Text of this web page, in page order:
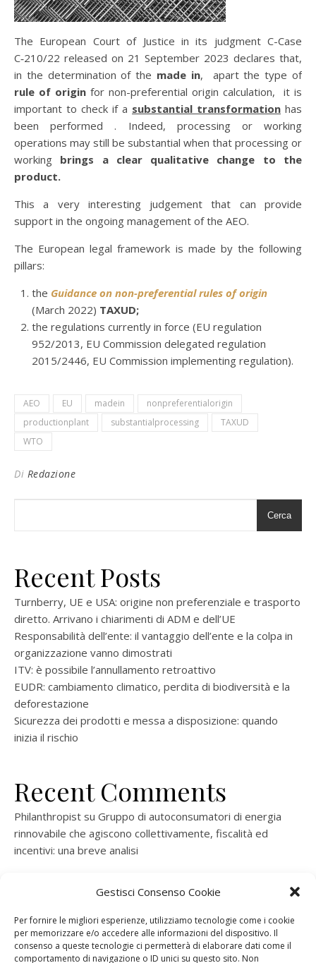
Gestisci Consenso Cookie
Per fornire le migliori esperienze, utilizziamo tecnologie come i cookie
per memorizzare e/o accedere alle informazioni del dispositivo. Il
consenso a queste tecnologie ci permetterà di elaborare dati come il
comportamento di navigazione o ID unici su questo sito. Non
The European Court of Justice in its judgment C-Case
C‑210/22 released on 21 September 2023 declares that,
in the determination of the made in, apart the type of
rule of origin for non-preferential origin calculation, it is
important to check if a substantial transformation has
been performed . Indeed, processing or working
operations may still be substantial when that processing or
working brings a clear qualitative change to the
product.
This a very interesting judgement that can provide
support in the ongoing management of the AEO.
The European legal framework is made by the following
pillars:
the Guidance on non-preferential rules of origin
(March 2022) TAXUD;
the regulations currently in force (EU regulation
952/2013, EU Commission delegated regulation
2015/2446, EU Commission implementing regulation).
AEO EU madein
nonpreferentialorigin
productionplant
substantialprocessing
TAXUD
WTO
Di Redazione
Cerca
Recent Posts
Turnberry, UE e USA: origine non preferenziale e trasporto
diretto. Arrivano i chiarimenti di ADM e dell’UE
Responsabilità dell’ente: il vantaggio dell’ente e la colpa in
organizzazione vanno dimostrati
ITV: è possibile l’annullamento retroattivo
EUDR: cambiamento climatico, perdita di biodiversità e la
deforestazione
Sicurezza dei prodotti e messa a disposizione: quando
inizia il rischio
Recent Comments
Philanthropist su Gruppo di autoconsumatori di energia
rinnovabile che agiscono collettivamente, fiscalità ed
incentivi: una breve analisi
rinnovabile che agiscono collettivamente, fiscalità ed
ramatogelsuGruppo di autoconsumatori di energia
rinnovabile che agiscono collettivamente, fiscalità ed